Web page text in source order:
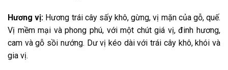
Hương vị: Hương trái cây sấy khô, gừng, vị mặn của gỗ, quế.
Vị mềm mại và phong phú, với một chút giá vị, đinh hương,
cam và gỗ sồi nướng. Dư vị kéo dài với trái cây khô, khói và
gia vị.